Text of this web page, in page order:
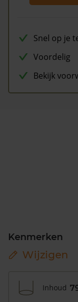
Snel op je
Voordelig
Bekijk
Kenmerken
Wijzigen
Inhoud